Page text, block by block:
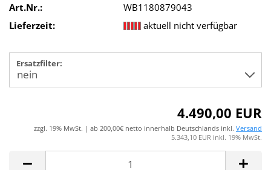
Art.Nr.:
WB1180879043
Lieferzeit:
aktuell nicht verfügbar
Ersatzfilter:
4.490,00 EUR
zzgl. 19% MwSt. | ab 200,00€ netto innerhalb Deutschlands inkl. Versand
5.343,10 EUR inkl. 19% MwSt.